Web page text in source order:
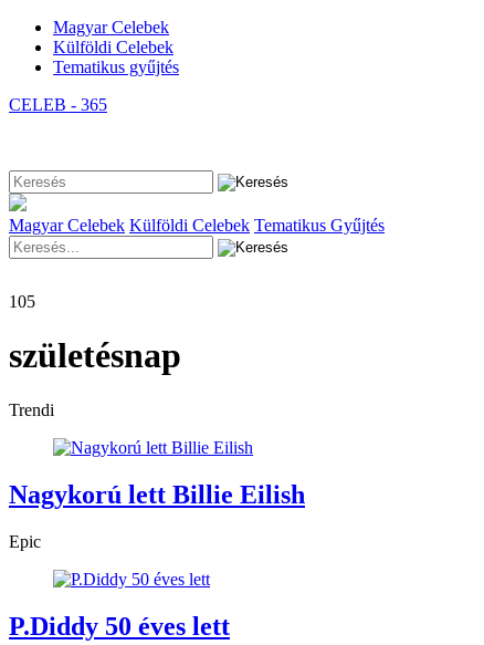
Magyar Celebek
Külföldi Celebek
Tematikus gyűjtés
CELEB - 365
Magyar Celebek Külföldi Celebek Tematikus Gyűjtés
105
születésnap
Trendi
Nagykorú lett Billie Eilish
Epic
P.Diddy 50 éves lett